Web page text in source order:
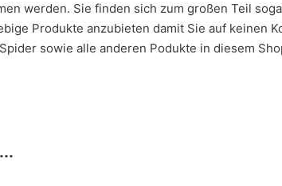
werden. Sie finden sich zum großen Teil
Produkte anzubieten damit Sie auf keinen
sowie alle anderen Podukte in diesem